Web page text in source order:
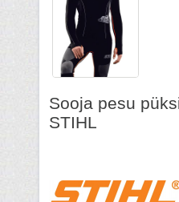
Sooja pesu
STIHL